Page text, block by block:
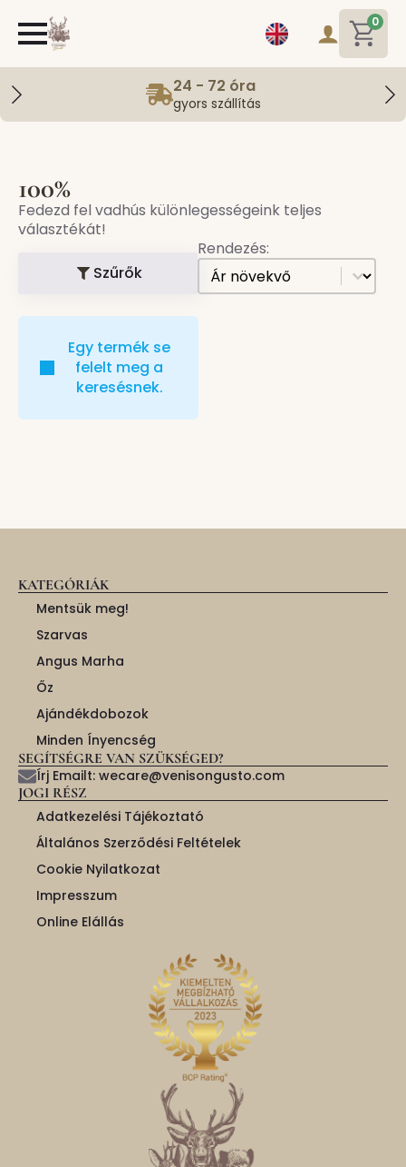
0
24 - 72 óra
gyors szállítás
100%
Fedezd fel vadhús különlegességeink teljes
választékát!
Szűrők
Rendezés:
[all] Sorting
Sort content
Egy termék se
felelt meg a
keresésnek.
KATEGÓRIÁK
Mentsük meg!
Szarvas
Angus Marha
Őz
Ajándékdobozok
Minden Ínyencség
SEGÍTSÉGRE VAN SZÜKSÉGED?
Írj Emailt: wecare@venisongusto.com
JOGI RÉSZ
Adatkezelési Tájékoztató
Általános Szerződési Feltételek
Cookie Nyilatkozat
Impresszum
Online Elállás